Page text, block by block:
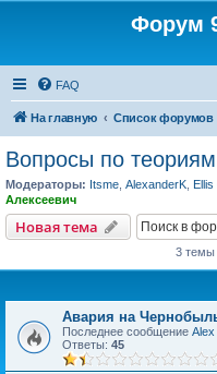
Форум
FAQ
На главную Список форумов
Вопросы по теориям
Модераторы: Itsme AlexanderK
Алексеевич
Новая тема
3 темы
Авария на
Последнее сообщение Аlex
Ответы: 45